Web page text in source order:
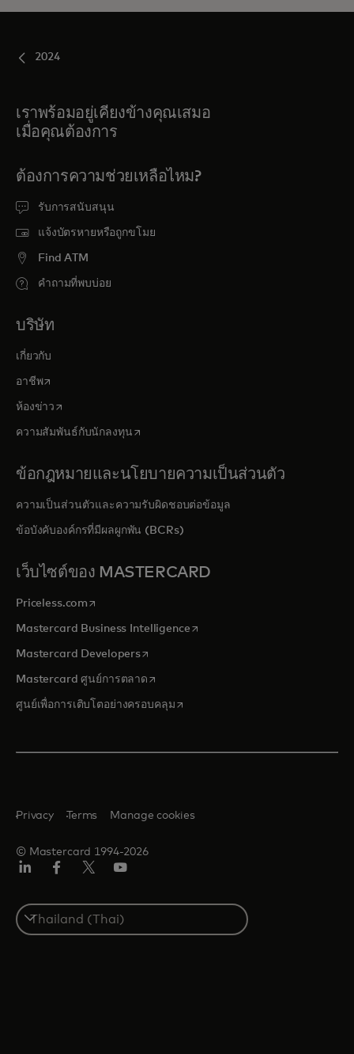
2024
เราพร้อมอยู่เคียงข้างคุณเสมอ
เมื่อคุณต้องการ
ต้องการความช่วยเหลือไหม?
รับการสนับสนุน
แจ้งบัตรหายหรือถูกขโมย
Find ATM
คำถามที่พบบ่อย
บริษัท
เกี่ยวกับ
อาชีพopens in a new tab
ห้องข่าว opens in a new tab
ความสัมพันธ์กับนักลงทุนopens in a new tab
ข้อกฎหมายและนโยบายความเป็นส่วนตัว
ความเป็นส่วนตัวและความรับผิดชอบต่อข้อมูล
ข้อบังคับองค์กรที่มีผลผูกพัน (BCRs)
เว็บไซต์ของ MASTERCARD
Priceless.com opens in a new tab
Mastercard Business Intelligenceopens in a new tab
Mastercard Developersopens in a new tab
Mastercard ศูนย์การตลาด opens in a new tab
ศูนย์เพื่อการเติบโตอย่างครอบคลุมopens in a new tab
© Mastercard 1994-2026
Privacy Terms Manage cookies
Select
a
country
เตอร์/
เอ็กซ์